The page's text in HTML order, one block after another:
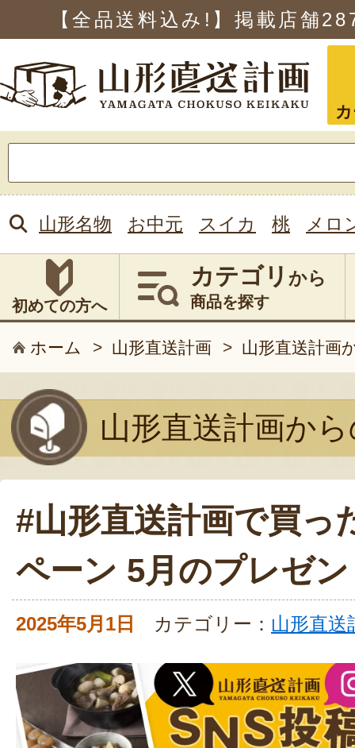
【全品送料込み!】掲載店舗
索:
山形名物 お中元 スイカ 桃 メロ
初めての方へ
カテゴリ から
商品を探す
ホーム > 山形直送計画 > 山形直送計画
山形直送計画か
#山形直送計画で買っ
ペーン 5月のプレゼ
2025年5月1日 カテゴリー： 山形直